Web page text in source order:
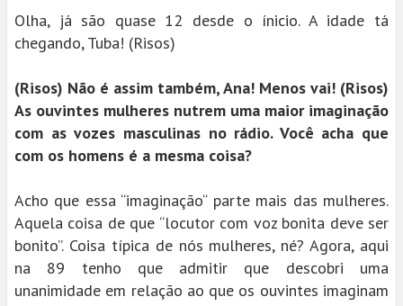
Olha, já são quase 12 desde o ínicio. A idade tá
chegando, Tuba! (Risos)
(Risos) Não é assim também, Ana! Menos vai! (Risos)
As ouvintes mulheres nutrem uma maior imaginação
com as vozes masculinas no rádio. Você acha que
com os homens é a mesma coisa?
Acho que essa “imaginação“ parte mais das mulheres.
Aquela coisa de que “locutor com voz bonita deve ser
bonito”. Coisa típica de nós mulheres, né? Agora, aqui
na 89 tenho que admitir que descobri uma
unanimidade em relação ao que os ouvintes imaginam